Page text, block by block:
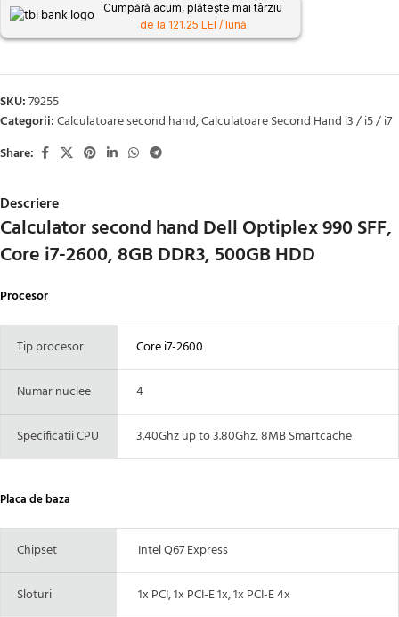
Cumpără acum, plătește mai târziu
de la 121.25 LEI / lună
SKU:79255
Categorii:Calculatoare second hand,Calculatoare Second Hand i3 / i5 / i7
Share:
Descriere
Calculator second hand Dell Optiplex 990 SFF,
Core i7-2600, 8GB DDR3, 500GB HDD
Procesor
Tip procesor Core i7-2600
Numar nuclee 4
Specificatii CPU 3.40Ghz up to 3.80Ghz, 8MB Smartcache
Placa de baza
Chipset Intel Q67 Express
Sloturi 1x PCI, 1x PCI-E 1x, 1x PCI-E 4x